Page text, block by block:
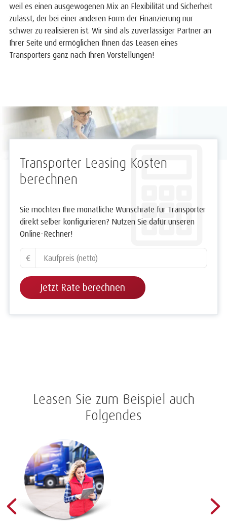
weil es einen ausgewogenen Mix an Flexibilität und Sicherheit
zulässt, der bei einer anderen Form der Finanzierung nur
schwer zu realisieren ist. Wir sind als zuverlässiger Partner an
Ihrer Seite und ermöglichen Ihnen das Leasen eines
Transporters ganz nach Ihren Vorstellungen!
Transporter Leasing Kosten
berechnen
Sie möchten Ihre monatliche Wunschrate für Transporter
direkt selber konfigurieren? Nutzen Sie dafür unseren
Online-Rechner!
€
Jetzt Rate berechnen
Leasen Sie zum Beispiel auch
Folgendes